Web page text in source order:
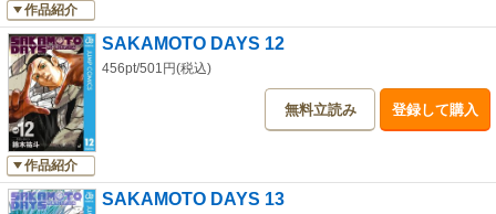
作品紹介
作品紹介
SAKAMOTO DAYS 12
456pt/501円(税込)
無料立読み 登録して購入
SAKAMOTO DAYS 13